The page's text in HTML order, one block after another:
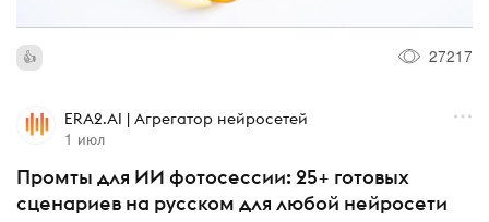
27217
ERA2.AI | Агрегатор нейросетей
1 июл
Промты для ИИ фотосессии: 25+ готовых
сценариев на русском для любой нейросети